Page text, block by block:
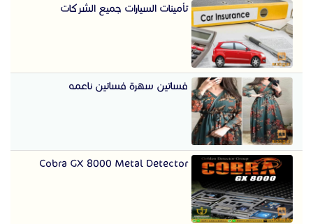
تأمينات السيارات جميع الشركات
فساتين سهرة فساتين ناعمه
Cobra GX 8000 Metal Detector